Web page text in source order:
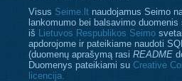
Visus Seime.lt naudojamus Seimo
lankomumo bei balsavimo duomenis
iš Lietuvos Respublikos Seimo
apdorojome ir pateikiame naudoti
(duomenų aprašymą rasi README
Duomenys pateikiami su Creative
licencija.